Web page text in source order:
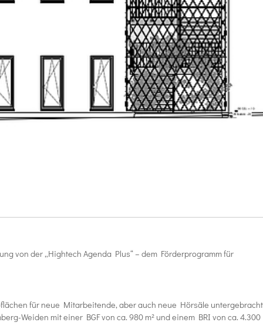
von der „Hightech Agenda Plus“ – dem Förderprogramm für
für neue Mitarbeitende, aber auch neue Hörsäle untergebracht
Weiden mit einer BGF von ca. 980 m² und einem BRI von ca. 4.300